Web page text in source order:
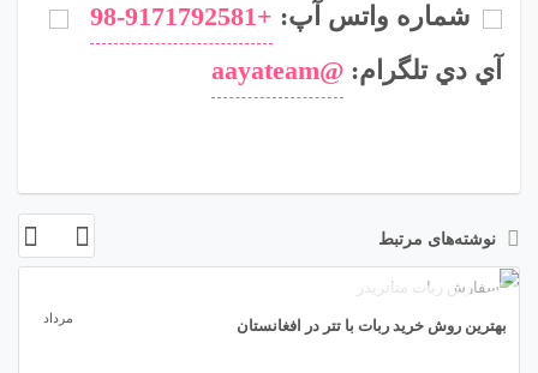
شماره واتس آپ: +98-9171792581
آي دي تلگرام: @aayateam
نوشته‌های مرتبط
بهترین روش خرید ربات با تتر در افغانستان مرداد